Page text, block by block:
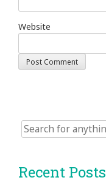
Website
Search
for:
Recent Posts